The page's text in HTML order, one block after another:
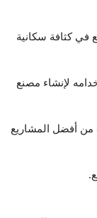
في كثافة سكانية
لإنشاء مصنع
من أفضل المشاريع